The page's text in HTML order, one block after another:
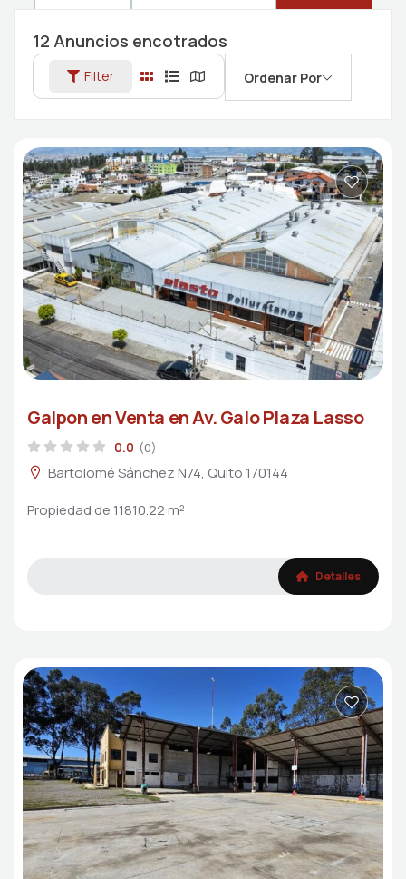
12 Anuncios encotrados
Filter Ordenar Por
Galpon en Venta en Av. Galo Plaza Lasso
0.0 (0)
Bartolomé Sánchez N74, Quito 170144
Propiedad de 11810.22 m²
Detalles